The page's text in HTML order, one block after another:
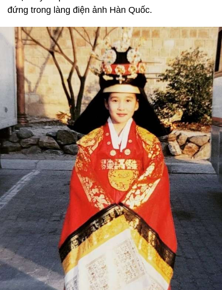
đứng trong làng điện ảnh Hàn Quốc.